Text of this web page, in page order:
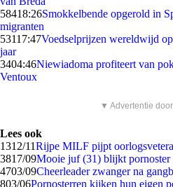
58418:26Smokkelbende opgerold in
migranten
53117:47Voedselprijzen wereldwijd
jaar
3404:46Niewiadoma profiteert van
Ventoux
▼ Advertentie
Lees ook
1312/11Rijpe MILF pijpt
3817/09Mooie juf (31) blijkt pornoster
4703/09Cheerleader zwanger na
803/06Pornosterren kijken hun eigen